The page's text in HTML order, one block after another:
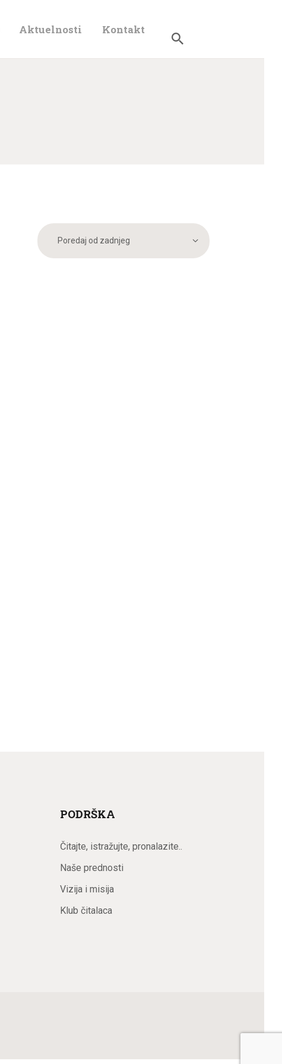
Aktuelnosti Kontakt
PODRŠKA
Čitajte, istražujte, pronalazite..
Naše prednosti
Vizija i misija
Klub čitalaca